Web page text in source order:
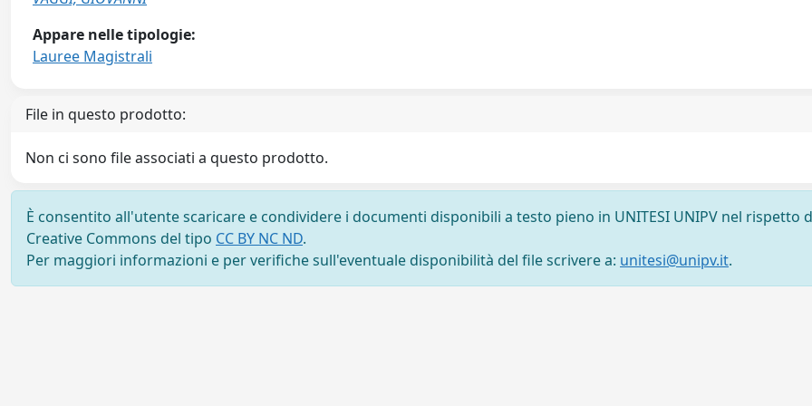
Appare nelle tipologie:
Lauree Magistrali
File in questo prodotto:
Non ci sono file associati a questo prodotto.
È consentito all'utente scaricare e condividere i documenti disponibili a testo pieno in UNITESI UNIPV nel rispetto
Creative Commons del tipo CC BY NC ND.
Per maggiori informazioni e per verifiche sull'eventuale disponibilità del file scrivere a: unitesi@unipv.it.